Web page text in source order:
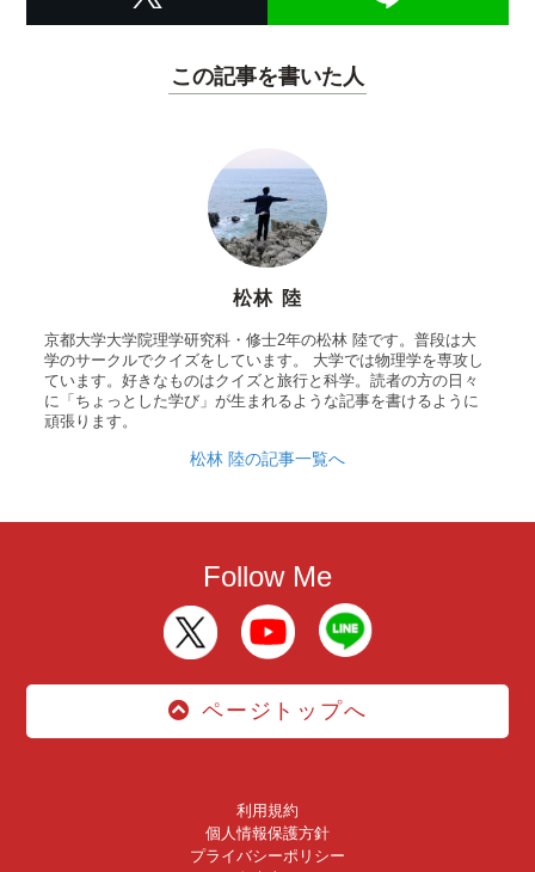
この記事を書いた人
松林 陸
京都大学大学院理学研究科・修士2年の松林 陸です。普段は大
学のサークルでクイズをしています。 大学では物理学を専攻し
ています。好きなものはクイズと旅行と科学。読者の方の日々
に「ちょっとした学び」が生まれるような記事を書けるように
頑張ります。
松林 陸の記事一覧へ
Follow Me
ページトップへ
利用規約
個人情報保護方針
プライバシーポリシー